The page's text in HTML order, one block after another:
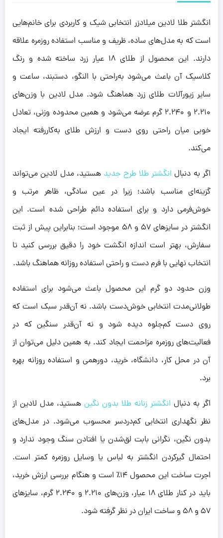
انگشتر طلا لادین میلادزر انتخابی شیک و کاربردی برای خانم‌هایی
است که به مدل‌های ساده، ظریف و مناسب استفاده روزمره علاقه
دارند. این محصول از طلای ۱۸ عیار زرد ساخته شده و رنگ
کلاسیک آن باعث می‌شود به‌راحتی با النگو، دستبند، ساعت و
سایر زیورآلات طلای زرد هماهنگ شود. مدل لادین با وزن‌های
۲.۲۱۰ و ۲.۲۴۰ گرم عرضه می‌شود و همین محدوده وزنی، تعادل
خوبی میان راحتی روی دست و ارزش طلای به‌کاررفته ایجاد
می‌کند.
اگر به دنبال انگشتر طلا طرح جدید هستید، مدل لادین می‌تواند
گزینه‌ای مناسب باشد؛ زیرا در عین سادگی، ظاهر مرتب و
خوش‌فرمی دارد و برای استفاده دائم طراحی شده است. این
انگشتر در سایزهای ۵۷ و ۵۸ موجود است؛ بنابراین پیش از ثبت
سفارش، بهتر است اندازه انگشت خود را دقیق بررسی کنید تا
انتخاب نهایی با فرم دست و راحتی استفاده روزانه هماهنگ باشد.
وزن حدود دو گرم این محصول باعث می‌شود برای استفاده
طولانی‌مدت انتخابی خوش‌دست باشد. نه آن‌قدر سبک است که
روی دست کم‌جلوه دیده شود و نه آن‌قدر سنگین که در
فعالیت‌های روزمره مزاحمت ایجاد کند. به همین دلیل می‌توان از
آن در محل کار، دانشگاه، خرید، دورهمی و استفاده روزانه بهره
برد.
اگر به دنبال انگشتر زنانه طلا بدون نگین هستید، مدل لادین از
نظر نگهداری انتخابی کم‌دردسر محسوب می‌شود. در مدل‌های
بدون نگین، نگرانی بابت لق‌شدن یا افتادن سنگ وجود ندارد و
احتمال گیرکردن انگشتر به لباس یا وسایل روزمره کمتر است.
اجرت ساخت این محصول ۱۴٪ است و هنگام بررسی ارزش خرید،
باید در کنار طلای ۱۸ عیار، وزن‌های ۲.۲۱۰ و ۲.۲۴۰ گرم، سایزهای
۵۷ و ۵۸ و ساخت ایران در نظر گرفته شود.